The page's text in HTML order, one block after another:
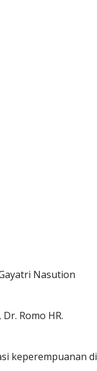
Nasution
Romo HR.
keperempuanan di